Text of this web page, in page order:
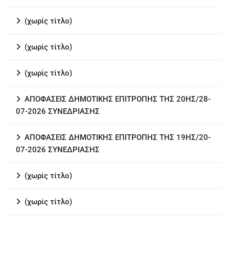
(χωρίς τίτλο)
(χωρίς τίτλο)
(χωρίς τίτλο)
ΑΠΟΦΑΣΕΙΣ ΔΗΜΟΤΙΚΗΣ ΕΠΙΤΡΟΠΗΣ ΤΗΣ 20ΗΣ/28-
07-2026 ΣΥΝΕΔΡΙΑΣΗΣ
ΑΠΟΦΑΣΕΙΣ ΔΗΜΟΤΙΚΗΣ ΕΠΙΤΡΟΠΗΣ ΤΗΣ 19ΗΣ/20-
07-2026 ΣΥΝΕΔΡΙΑΣΗΣ
(χωρίς τίτλο)
(χωρίς τίτλο)